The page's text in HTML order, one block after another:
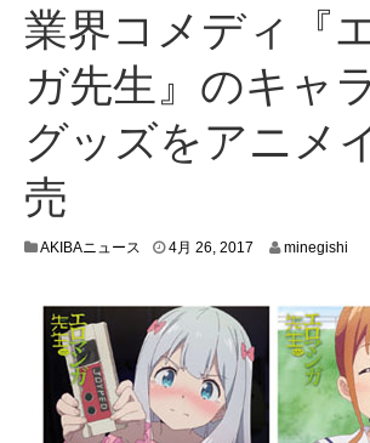
業界コメディ『
ガ先生』のキャ
グッズをアニメ
売
AKIBAニュース 4月 26, 2017
5
2
0
minegishi